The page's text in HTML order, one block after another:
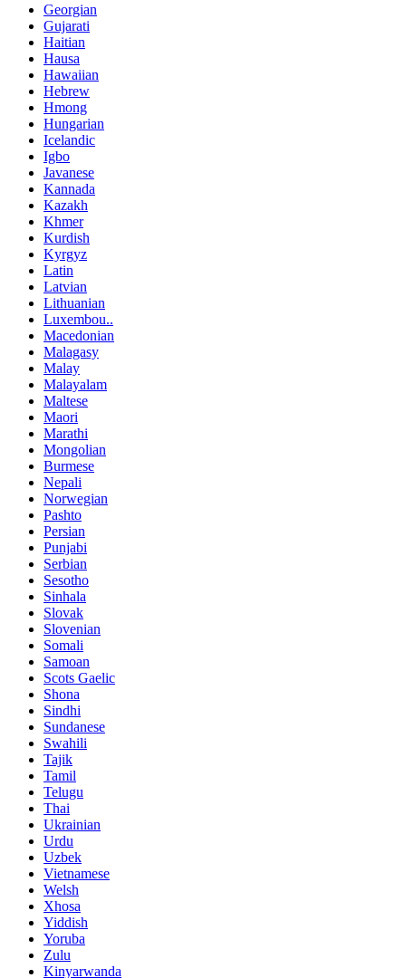
Georgian
Gujarati
Haitian
Hausa
Hawaiian
Hebrew
Hmong
Hungarian
Icelandic
Igbo
Javanese
Kannada
Kazakh
Khmer
Kurdish
Kyrgyz
Latin
Latvian
Lithuanian
Luxembou..
Macedonian
Malagasy
Malay
Malayalam
Maltese
Maori
Marathi
Mongolian
Burmese
Nepali
Norwegian
Pashto
Persian
Punjabi
Serbian
Sesotho
Sinhala
Slovak
Slovenian
Somali
Samoan
Scots Gaelic
Shona
Sindhi
Sundanese
Swahili
Tajik
Tamil
Telugu
Thai
Ukrainian
Urdu
Uzbek
Vietnamese
Welsh
Xhosa
Yiddish
Yoruba
Zulu
Kinyarwanda